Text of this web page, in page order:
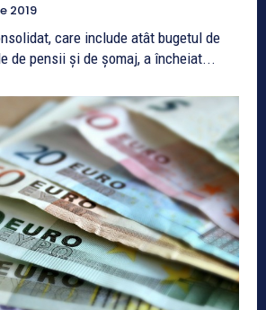
2019
care include atât bugetul de
de pensii și de șomaj, a încheiat...